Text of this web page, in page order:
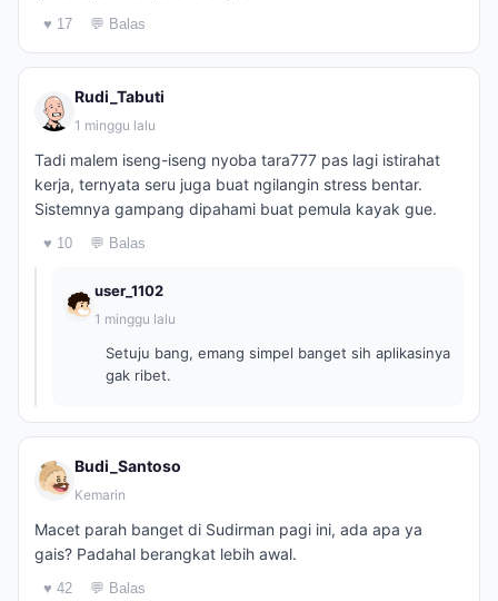
♥ 17 💬 Balas
Rudi_Tabuti
1 minggu lalu
Tadi malem iseng-iseng nyoba tara777 pas lagi istirahat
kerja, ternyata seru juga buat ngilangin stress bentar.
Sistemnya gampang dipahami buat pemula kayak gue.
♥ 10 💬 Balas
user_1102
1 minggu lalu
Setuju bang, emang simpel banget sih aplikasinya
gak ribet.
Budi_Santoso
Kemarin
Macet parah banget di Sudirman pagi ini, ada apa ya
gais? Padahal berangkat lebih awal.
♥ 42 💬 Balas